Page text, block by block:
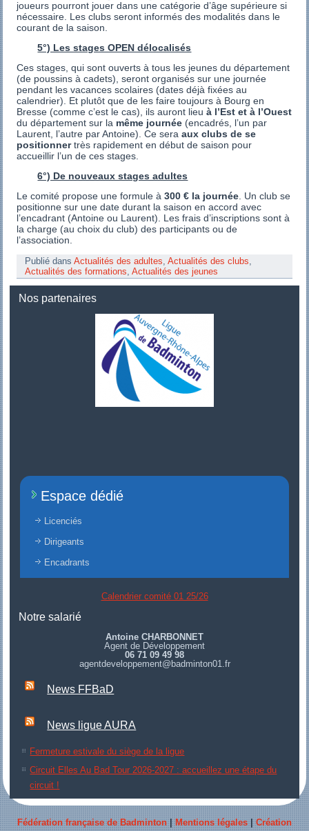
joueurs pourront jouer dans une catégorie d’âge supérieure si
nécessaire. Les clubs seront informés des modalités dans le
courant de la saison.
5°) Les stages OPEN délocalisés
Ces stages, qui sont ouverts à tous les jeunes du département
(de poussins à cadets), seront organisés sur une journée
pendant les vacances scolaires (dates déjà fixées au
calendrier). Et plutôt que de les faire toujours à Bourg en
Bresse (comme c’est le cas), ils auront lieuà l’Est et à l’Ouest
du département sur la même journée (encadrés, l’un par
Laurent, l’autre par Antoine). Ce seraaux clubs de se
positionnertrès rapidement en début de saison pour
accueillir l’un de ces stages.
6°) De nouveaux stages adultes
Le comité propose une formule à300 € la journée . Un club se
positionne sur une date durant la saison en accord avec
l’encadrant (Antoine ou Laurent). Les frais d’inscriptions sont à
la charge (au choix du club) des participants ou de
l’association.
Publié dans Actualités des adultes ,Actualités des clubs
Actualités des formations ,Actualités des jeunes
Nos partenaires
Espace dédié
Licenciés
Dirigeants
Encadrants
Calendrier comité 01 25/26
Notre salarié
Antoine CHARBONNET
Agent de Développement
06 71 09 49 98
agentdeveloppement@badminton01.fr
News FFBaD
News ligue AURA
Fermeture estivale du siège de la ligue
Circuit Elles Au Bad Tour 2026-2027 : accueillez une étape du
circuit !
Fédération française de Badminton Mentions légales Création